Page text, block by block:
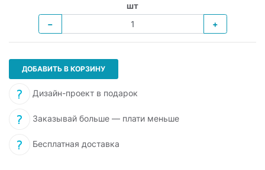
шт
−
+
ДОБАВИТЬ В КОРЗИНУ
Дизайн-проект в подарок
Заказывай больше — плати меньше
Бесплатная доставка